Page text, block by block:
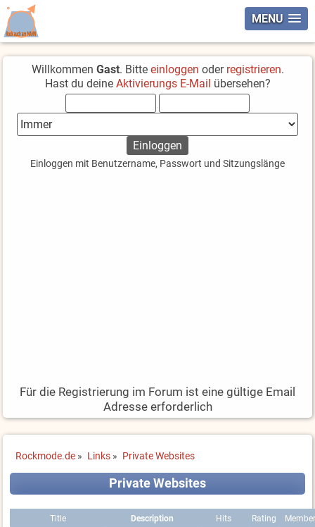
MENU
Willkommen Gast. Bitte einloggen oder registrieren.
Hast du deine Aktivierungs E-Mail übersehen?
Einloggen mit Benutzername, Passwort und Sitzungslänge
Für die Registrierung im Forum ist eine gültige Email
Adresse erforderlich
Rockmode.de » Links » Private Websites
Private Websites
Title Description Hits Rating